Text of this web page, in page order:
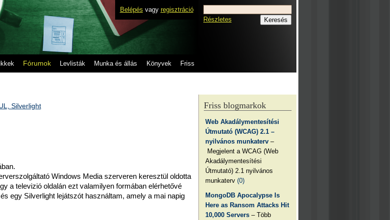
Belépés vagy regisztráció
Fórumok Levlisták Munka és állás Könyvek Friss
Részletes
Silverlight
Windows Media szerveren keresztül oldotta
a televizió oldalán ezt valamilyen formában elérhetővé
egy Silverlight lejátszót használtam, amely a mai napig
Friss blogmarkok
Web Akadálymentesítési
Útmutató (WCAG) 2.1 –
nyilvános munkaterv –
Megjelent a WCAG (Web
Akadálymentesítési
Útmutató) 2.1 nyilvános
munkaterv(0)
MongoDB Apocalypse Is
Here as Ransom Attacks Hit
10,000 Servers – Több